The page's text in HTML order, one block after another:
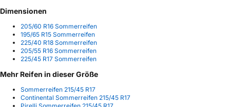
Dimensionen
205/60 R16 Sommerreifen
195/65 R15 Sommerreifen
225/40 R18 Sommerreifen
205/55 R16 Sommerreifen
225/45 R17 Sommerreifen
Mehr Reifen in dieser Größe
Sommerreifen 215/45 R17
Continental Sommerreifen 215/45 R17